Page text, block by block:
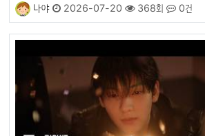
나야
2026-07-20 368회 0건